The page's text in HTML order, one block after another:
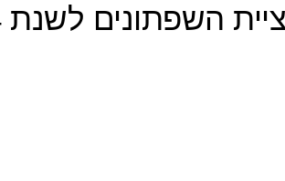
השפתונים לשנת 2014